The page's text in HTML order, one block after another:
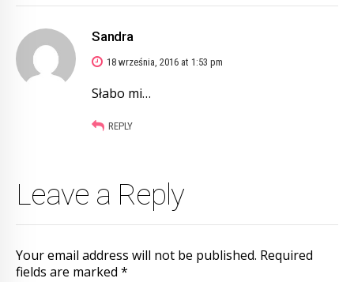
Sandra
18 września, 2016 at 1:53 pm
Słabo mi…
REPLY
Leave a Reply
Your email address will not be published. Required
fields are marked *